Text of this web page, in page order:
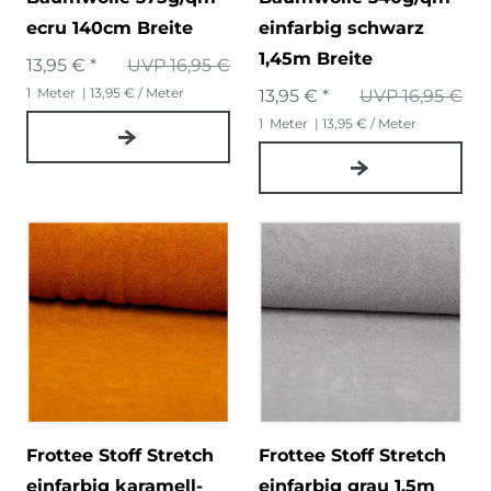
ecru 140cm Breite
UVP 16,95 €
13,95 € *
1 Meter | 13,95 € / Meter
einfarbig schwarz
1,45m Breite
UVP 16,95 €
13,95 € *
1 Meter | 13,95 € / Meter
Frottee Stoff Stretch
einfarbig karamell-
Frottee Stoff Stretch
einfarbig grau 1,5m